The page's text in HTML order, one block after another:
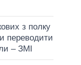
з полку
переводити
– ЗМІ